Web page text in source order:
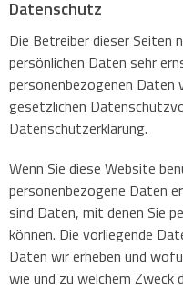
Datenschutz
Die Betreiber dieser Seiten
persönlichen Daten sehr
personenbezogenen Daten
gesetzlichen
Datenschutzerklärung.
Wenn Sie diese Website
personenbezogene Daten
sind Daten, mit denen Sie
können. Die vorliegende
Daten wir erheben und
wie und zu welchem Zweck